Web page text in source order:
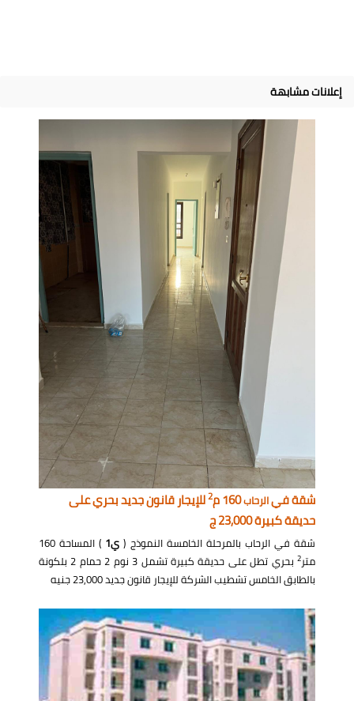
إعلانات مشابهة
شقة فيالرحاب160 م 2للإيجار قانون جديد بحري على
حديقة كبيرة 23,000 ج
شقة في الرحاب بالمرحلة الخامسة النموذج ( ي1
) المساحة 160
متر2
بحري تطل على حديقة كبيرة تشمل 3 نوم 2 حمام 2 بلكونة
بالطابق الخامس تشطيب الشركة للإيجار قانون جديد 23,000 جنيه